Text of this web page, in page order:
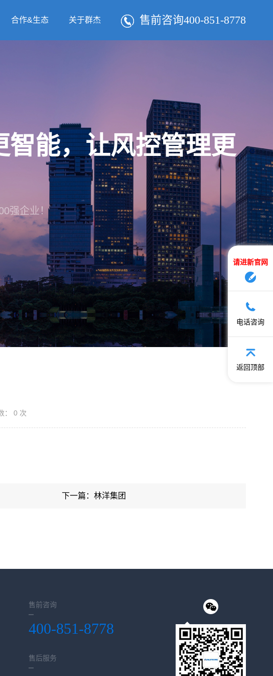
售前咨询400-851-8778
合作&生态 关于群杰
智能，让风控管理更
强企业！
： 0 次
下一篇：林洋集团
售前咨询
400-851-8778
售后服务
请进新官网
电话咨询
返回顶部